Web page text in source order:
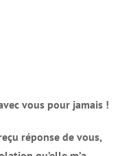
vous pour jamais !
réponse de vous,